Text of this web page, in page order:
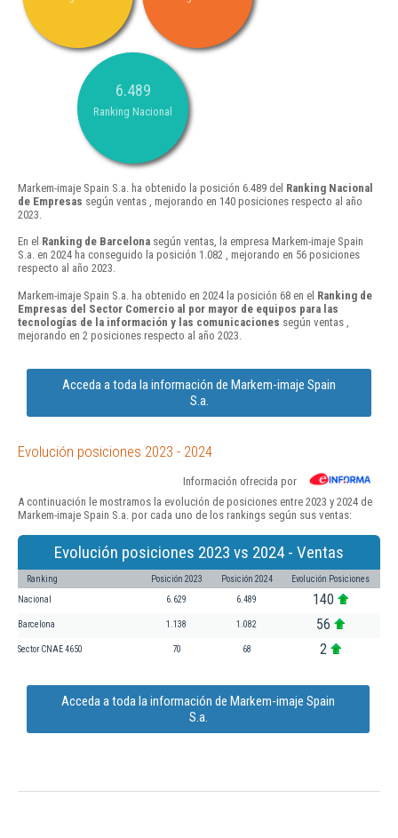
6.489
Ranking Nacional
Markem-imaje Spain S.a. ha obtenido la posición 6.489 del Ranking Nacional
de Empresas según ventas , mejorando en 140 posiciones respecto al año
2023.
En el Ranking de Barcelona según ventas, la empresa Markem-imaje Spain
S.a. en 2024 ha conseguido la posición 1.082 , mejorando en 56 posiciones
respecto al año 2023.
Markem-imaje Spain S.a. ha obtenido en 2024 la posición 68 en el Ranking de
Empresas del Sector Comercio al por mayor de equipos para las
tecnologías de la información y las comunicaciones según ventas ,
mejorando en 2 posiciones respecto al año 2023.
Acceda a toda la información de Markem-imaje Spain
S.a.
Evolución posiciones 2023 - 2024
Información ofrecida por
A continuación le mostramos la evolución de posiciones entre 2023 y 2024 de
Markem-imaje Spain S.a. por cada uno de los rankings según sus ventas:
Evolución posiciones 2023 vs 2024 - Ventas
Ranking Posición 2023 Posición 2024 Evolución Posiciones
Nacional 6.629 6.489 140
Barcelona 1.138 1.082 56
Sector CNAE 4650 70 68 2
Acceda a toda la información de Markem-imaje Spain
S.a.